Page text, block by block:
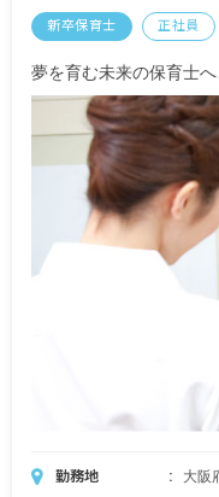
■期
■昇
■賞
（初
＜年
入
入社
入
※試
新卒保育士 正社員
夢を育む未来の保育士
勤務地 大阪